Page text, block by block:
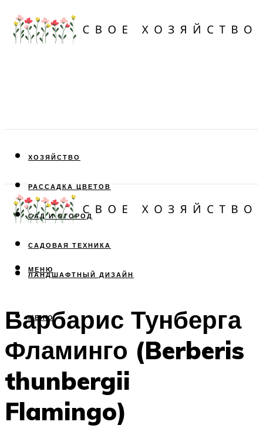
ХОЗЯЙСТВО
РАССАДКА ЦВЕТОВ
САД И ОГОРОД
САДОВАЯ ТЕХНИКА
ЛАНДШАФТНЫЙ ДИЗАЙН
МЕНЮ
МЕНЮ
Барбарис Тунберга
Фламинго (Berberis
thunbergii
Flamingo)